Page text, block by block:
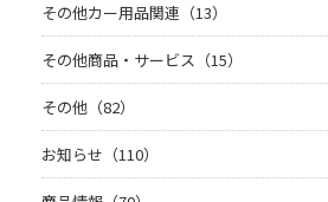
その他カー用品関連（13）
その他商品・サービス（15）
その他（82）
お知らせ（110）